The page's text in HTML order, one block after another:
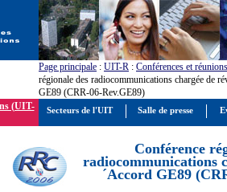
Page principale : UIT-R : Conférences et réunions
régionale des radiocommunications chargée de
GE89 (CRR-06-Rev.GE89)
(UIT-
Conférence
radiocommunications
´Accord GE89
Secteurs de l'UIT Salle de presse